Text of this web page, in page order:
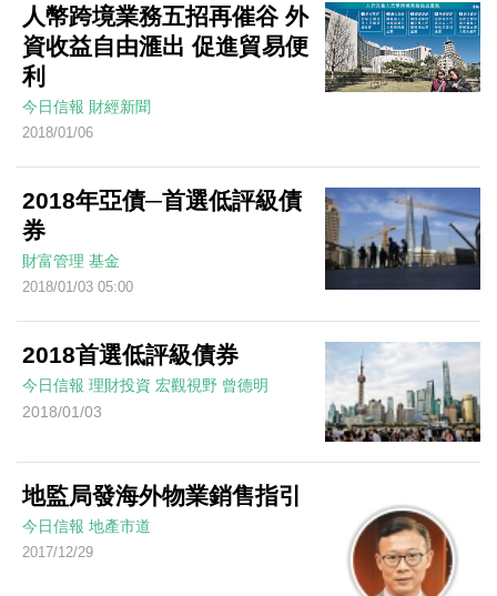
人幣跨境業務五招再催谷 外
資收益自由滙出 促進貿易便
利
今日信報 財經新聞
2018/01/06
2018年亞債─首選低評級債
券
財富管理 基金
2018/01/03 05:00
2018首選低評級債券
今日信報 理財投資 宏觀視野 曾德明
2018/01/03
地監局發海外物業銷售指引
今日信報 地產市道
2017/12/29